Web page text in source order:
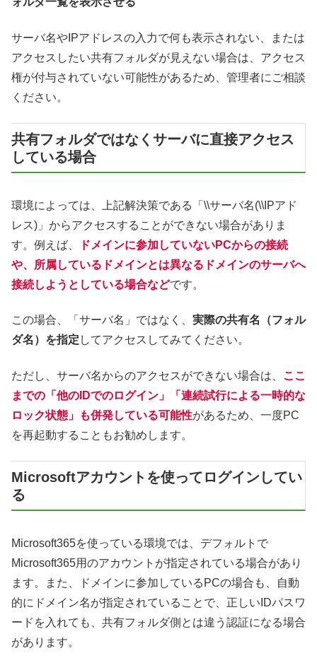
サーバ名やIPアドレスの入力で何も表示されない、または
アクセスしたい共有フォルダが見えない場合は、アクセス
権が付与されていない可能性があるため、管理者にご相談
ください。
共有フォルダではなくサーバに直接アクセス
している場合
環境によっては、上記解決策である「\\サーバ名(\\IPアド
レス)」からアクセスすることができない場合がありま
す。例えば、
ドメインに参加していないPCからの接続
や、所属しているドメインとは異なるドメインのサーバへ
接続しようとしている場合などです。
この場合、「サーバ名」ではなく、 実際の共有名（フォル
ダ名）を指定 してアクセスしてみてください。
ただし、サーバ名からのアクセスができない場合は、 ここ
までの「他のIDでのログイン」「連続試行による一時的な
ロック状態」も併発している可能性があるため、一度PC
を再起動することもお勧めします。
Microsoftアカウントを使ってログインしてい
る
Microsoft365を使っている環境では、デフォルトで
Microsoft365用のアカウントが指定されている場合があり
ます。また、ドメインに参加しているPCの場合も、自動
的にドメイン名が指定されていることで、正しいIDパスワ
ードを入れても、共有フォルダ側とは違う認証になる場合
があります。